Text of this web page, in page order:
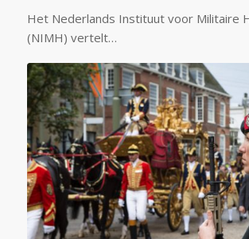
Het Nederlands Instituut voor Militaire
(NIMH) vertelt…